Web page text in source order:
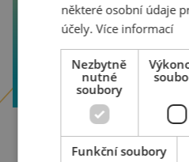
Pavel
Head of PPC
některé osobní údaje
účely.Více informací
Nezbytně
nutné
soubory
Funkční soubory